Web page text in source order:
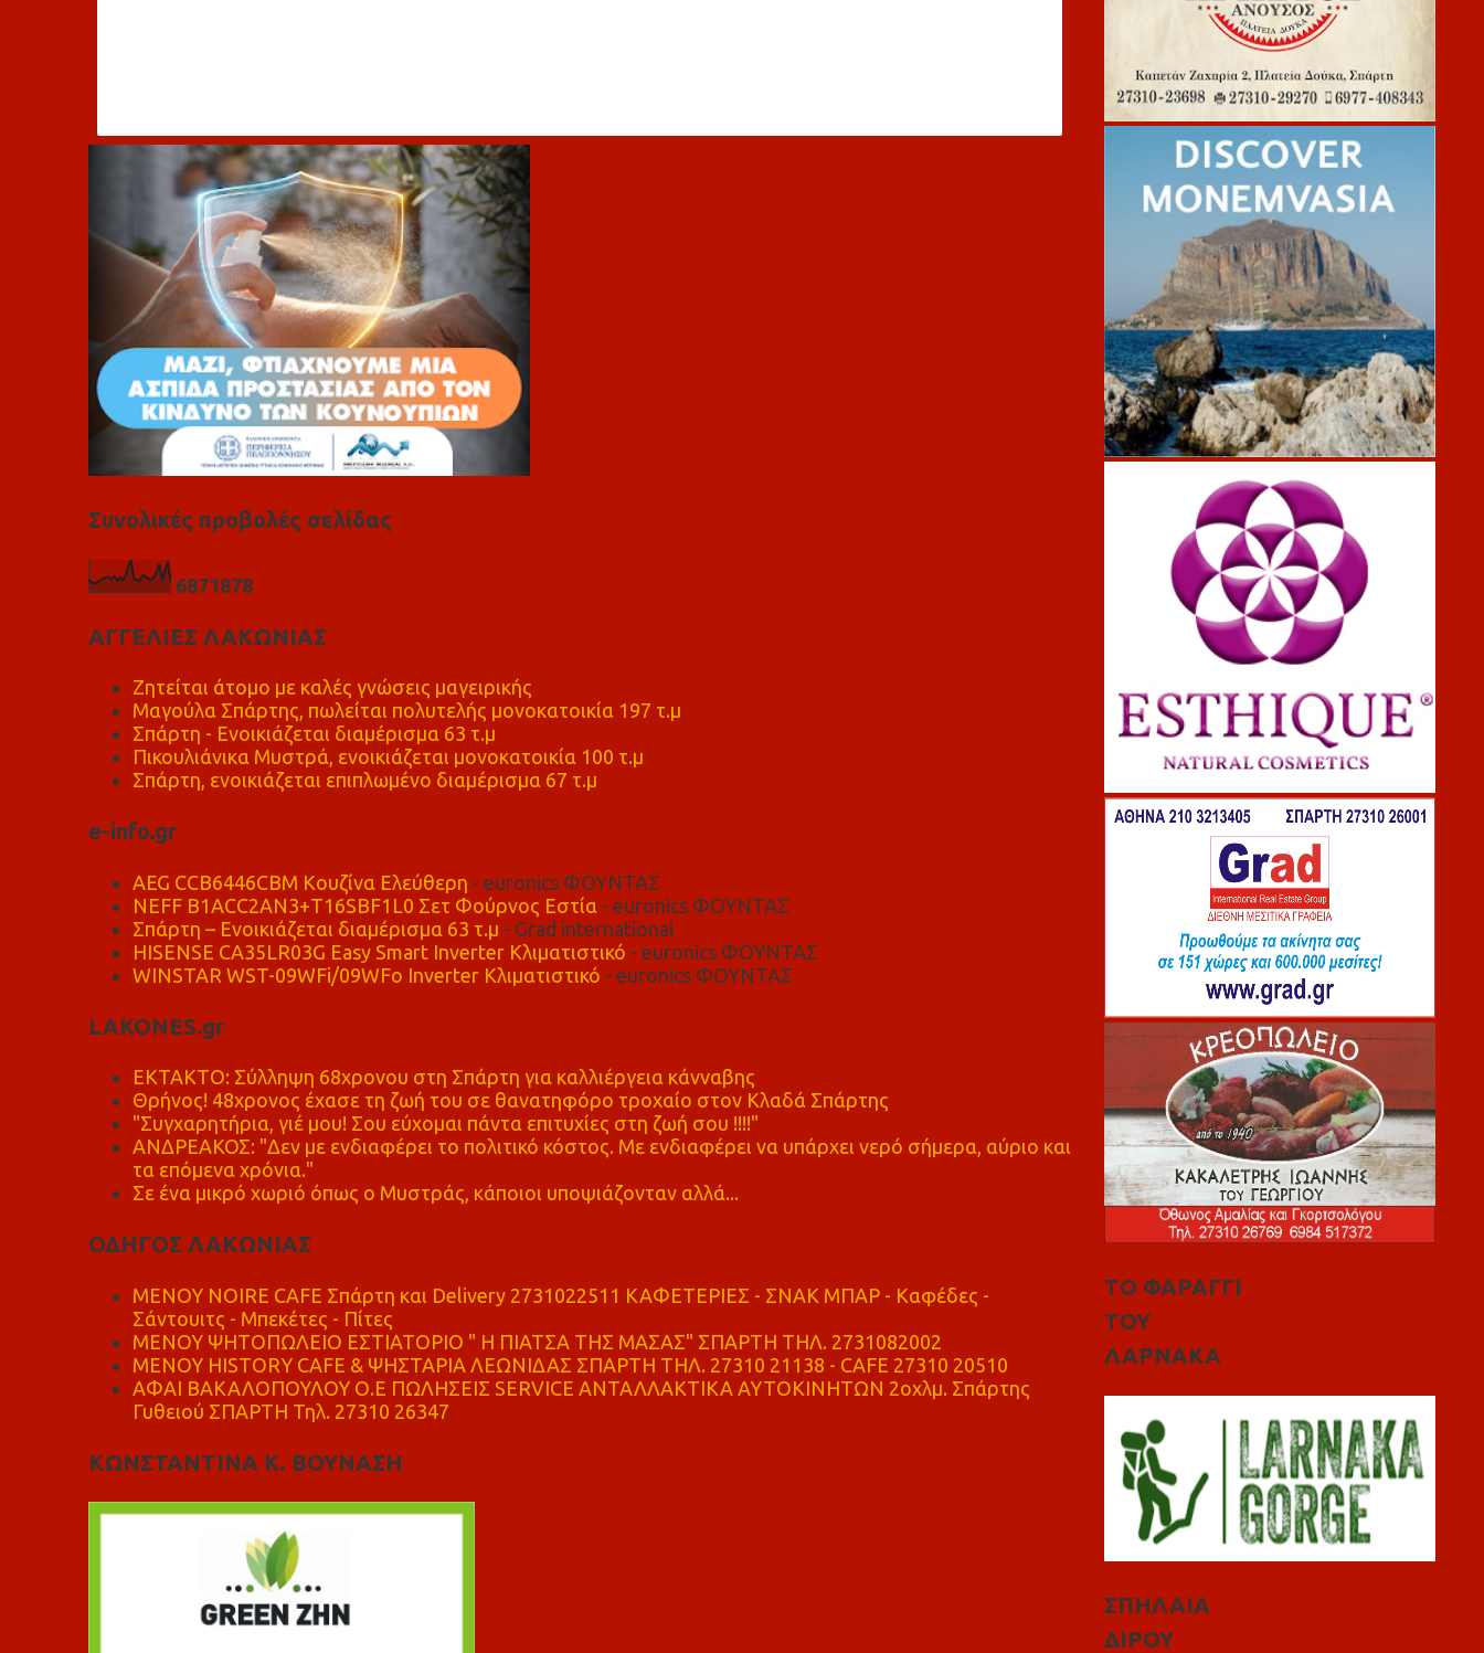
λ
Συνολικές προβολές σελίδας
6871878
ΑΓΓΕΛΙΕΣ ΛΑΚΩΝΙΑΣ
Ζητείται άτομο με καλές γνώσεις μαγειρικής
Μαγούλα Σπάρτης, πωλείται πολυτελής μονοκατοικία 197 τ.μ
Σπάρτη - Ενοικιάζεται διαμέρισμα 63 τ.μ
Πικουλιάνικα Μυστρά, ενοικιάζεται μονοκατοικία 100 τ.μ
Σπάρτη, ενοικιάζεται επιπλωμένο διαμέρισμα 67 τ.μ
e-info.gr
AEG CCB6446CBM Κουζίνα Ελεύθερη - euronics ΦΟΥΝΤΑΣ
NEFF B1ACC2AN3+T16SBF1L0 Σετ Φούρνος Εστία - euronics ΦΟΥΝΤΑΣ
Σπάρτη – Ενοικιάζεται διαμέρισμα 63 τ.μ - Grad international
HISENSE CA35LR03G Easy Smart Inverter Κλιματιστικό - euronics ΦΟΥΝΤΑΣ
WINSTAR WST-09WFi/09WFo Inverter Κλιματιστικό - euronics ΦΟΥΝΤΑΣ
LAKONES.gr
ΕΚΤΑΚΤΟ: Σύλληψη 68χρονου στη Σπάρτη για καλλιέργεια κάνναβης
Θρήνος! 48χρονος έχασε τη ζωή του σε θανατηφόρο τροχαίο στον Κλαδά Σπάρτης
"Συγχαρητήρια, γιέ μου! Σου εύχομαι πάντα επιτυχίες στη ζωή σου !!!!"
ΑΝΔΡΕΑΚΟΣ: "Δεν με ενδιαφέρει το πολιτικό κόστος. Με ενδιαφέρει να υπάρχει νερό σήμερα, αύριο και
τα επόμενα χρόνια."
Σε ένα μικρό χωριό όπως ο Μυστράς, κάποιοι υποψιάζονταν αλλά...
ΟΔΗΓΟΣ ΛΑΚΩΝΙΑΣ
MENOY NOIRE CAFE Σπάρτη και Delivery 2731022511 ΚΑΦΕΤΕΡΙΕΣ - ΣΝΑΚ ΜΠΑΡ - Καφέδες -
Σάντουιτς - Μπεκέτες - Πίτες
ΜΕΝΟΥ ΨΗΤΟΠΩΛΕΙΟ ΕΣΤΙΑΤΟΡΙΟ " Η ΠΙΑΤΣΑ ΤΗΣ ΜΑΣΑΣ" ΣΠΑΡΤΗ ΤΗΛ. 2731082002
ΜΕΝΟΥ HISTORY CAFE & ΨΗΣΤΑΡΙΑ ΛΕΩΝΙΔΑΣ ΣΠΑΡΤΗ ΤΗΛ. 27310 21138 - CAFE 27310 20510
ΑΦΑΙ ΒΑΚΑΛΟΠΟΥΛΟΥ Ο.Ε ΠΩΛΗΣΕΙΣ SERVICE ΑΝΤΑΛΛΑΚΤΙΚΑ ΑΥΤΟΚΙΝΗΤΩΝ 2οχλμ. Σπάρτης
Γυθειού ΣΠΑΡΤΗ Τηλ. 27310 26347
ΚΩΝΣΤΑΝΤΙΝΑ Κ. ΒΟΥΝΑΣΗ
ΤΟ ΦΑΡΑΓΓΙ
ΤΟΥ
ΛΑΡΝΑΚΑ
ΣΠΗΛΑΙΑ
ΔΙΡΟΥ